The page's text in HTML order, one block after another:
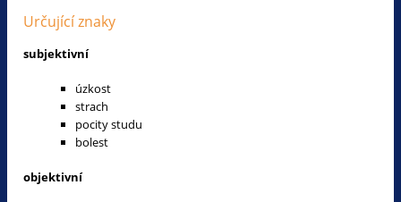
Určující znaky
subjektivní
úzkost
strach
pocity studu
bolest
objektivní